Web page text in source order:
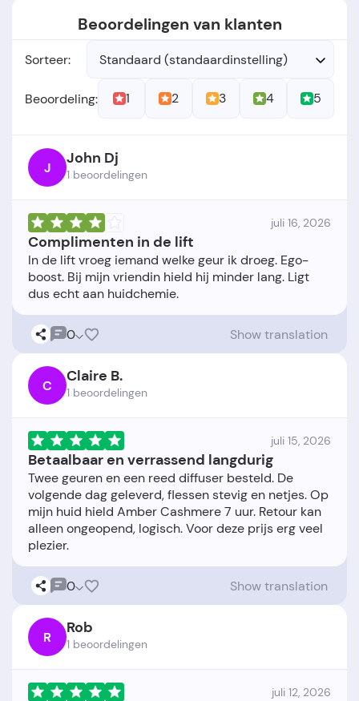
Beoordelingen van klanten
Sorteer: Standaard (standaardinstelling)
Beoordeling: 1 2 3 4 5
J John Dj
1 beoordelingen
juli 16, 2026
Complimenten in de lift
In de lift vroeg iemand welke geur ik droeg. Ego-
boost. Bij mijn vriendin hield hij minder lang. Ligt
0 Show translation
C Claire B.
1 beoordelingen
juli 15, 2026
Betaalbaar en verrassend langdurig
Twee geuren en een reed diffuser besteld. De
volgende dag geleverd, flessen stevig en netjes. Op
mijn huid hield Amber Cashmere 7 uur. Retour kan
alleen ongeopend, logisch. Voor deze prijs erg veel
0 Show translation
R Rob
1 beoordelingen
juli 12, 2026